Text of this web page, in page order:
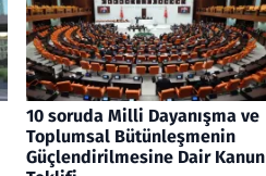
10 soruda Milli Dayanışma ve
Toplumsal Bütünleşmenin
Güçlendirilmesine Dair Kanun